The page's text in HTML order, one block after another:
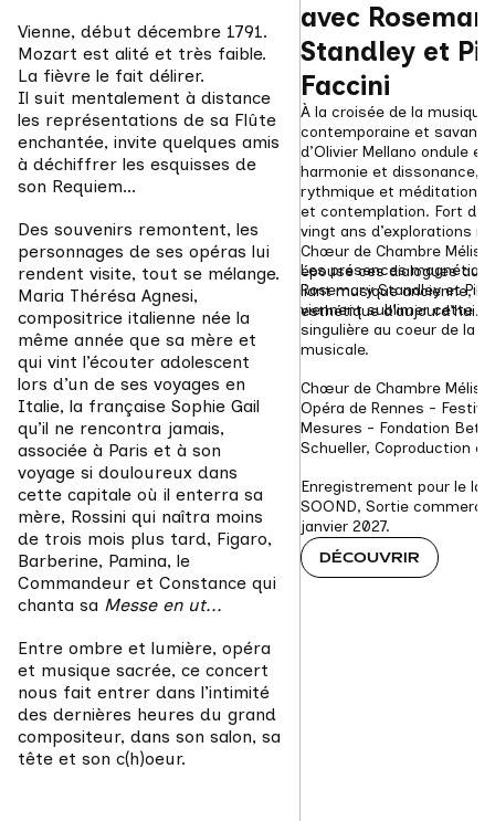
Vienne, début décembre 1791.
Mozart est alité et très faible.
La fièvre le fait délirer.
Il suit mentalement à distance
les représentations de sa Flûte
enchantée, invite quelques amis
à déchiffrer les esquisses de
son Requiem...
Des souvenirs remontent, les
personnages de ses opéras lui
rendent visite, tout se mélange.
Maria Thérésa Agnesi,
compositrice italienne née la
même année que sa mère et
qui vint l’écouter adolescent
lors d’un de ses voyages en
Italie, la française Sophie Gail
qu’il ne rencontra jamais,
associée à Paris et à son
voyage si douloureux dans
cette capitale où il enterra sa
mère, Rossini qui naîtra moins
de trois mois plus tard, Figaro,
Barberine, Pamina, le
Commandeur et Constance qui
chanta sa Messe en ut...
Entre ombre et lumière, opéra
et musique sacrée, ce concert
nous fait entrer dans l’intimité
des dernières heures du grand
compositeur, dans son salon, sa
tête et son c(h)oeur.
avec
Standley et
Faccini
À la croisée de la musique
contemporaine et
d’Olivier Mellano ondule
harmonie et dissonance,
rythmique et méditation,
et contemplation. Fort de
vingt ans d’explorations
Chœur de Chambre
épouse ces dialogues
liant musique ancienne,
esthétique d’aujourd’hui.
Les présences
Rosemary Standley et
viennent sublimer cette
singulière au coeur de la
musicale.
Chœur de Chambre
Opéra de Rennes -
Mesures - Fondation
Schueller, Coproduction
Enregistrement pour le
SOOND, Sortie
janvier 2027.
DÉCOUVRIR